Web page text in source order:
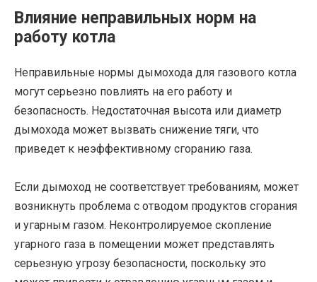
Влияние неправильных норм на
работу котла
Неправильные нормы дымохода для газового котла
могут серьезно повлиять на его работу и
безопасность. Недостаточная высота или диаметр
дымохода может вызвать снижение тяги, что
приведет к неэффективному сгоранию газа.
Если дымоход не соответствует требованиям, может
возникнуть проблема с отводом продуктов сгорания
и угарным газом. Неконтролируемое скопление
угарного газа в помещении может представлять
серьезную угрозу безопасности, поскольку это